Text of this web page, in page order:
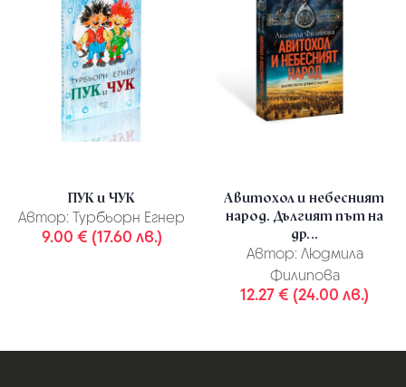
ПУК и ЧУК
Автор: Турбьорн Егнер
9.00 € (17.60 лв.)
Авитохол и небесният
народ. Дългият път на
др...
Автор: Людмила
Филипова
12.27 € (24.00 лв.)